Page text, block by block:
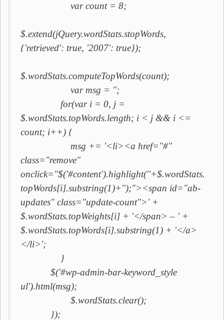
var count = 8;
$.extend(jQuery.wordStats.stopWords,
{'retrieved': true, '2007': true});
$.wordStats.computeTopWords(count);
var msg = '';
for(var i = 0, j =
$.wordStats.topWords.length; i < j && i <=
count; i++) {
msg += '<li><a href="#"
class="remove"
onclick="$('#content').highlight(''+$.wordStats.
topWords[i].substring(1)+'');"><span id="ab-
updates" class="update-count">' +
$.wordStats.topWeights[i] + '</span> – ' +
$.wordStats.topWords[i].substring(1) + '</a>
</li>';
}
$('#wp-admin-bar-keyword_style
ul').html(msg);
$.wordStats.clear();
});